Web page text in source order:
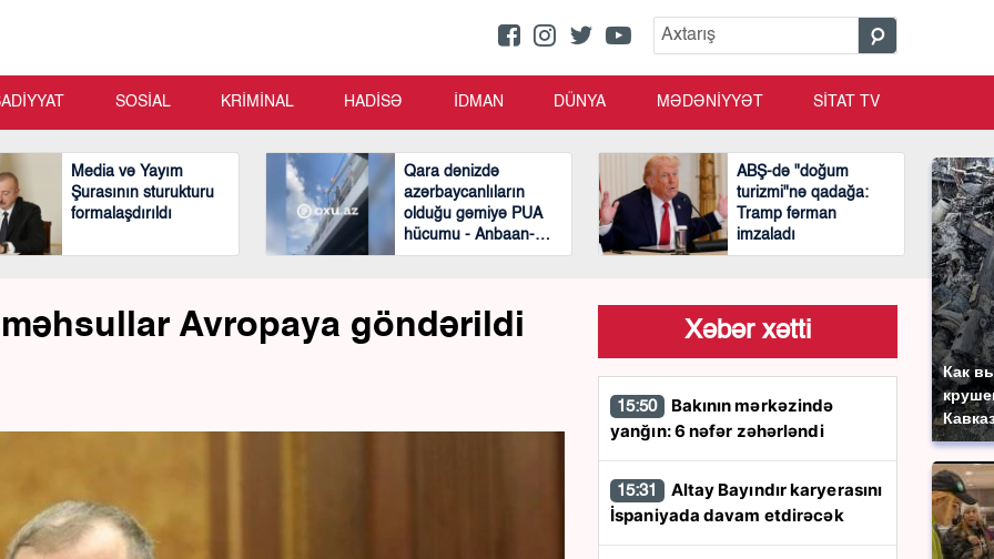
Как
SOSİAL KRİMİNAL HADİSƏ İDMAN DÜNYA MƏDƏNİYYƏT SİTAT TV
Media və Yayım
Şurasının sturukturu
formalaşdırıldı
Qara dənizdə
azərbaycanlıların
olduğu gəmiyə PUA
hücumu - Anbaan-
Video
ABŞ-də "doğum
turizmi"nə qadağa:
Tramp fərman
imzaladı
Avropaya göndərildi Xəbər xətti
15:50
yanğın: 6 nəfər zəhərləndi
15:31
İspaniyada davam etdirəcək